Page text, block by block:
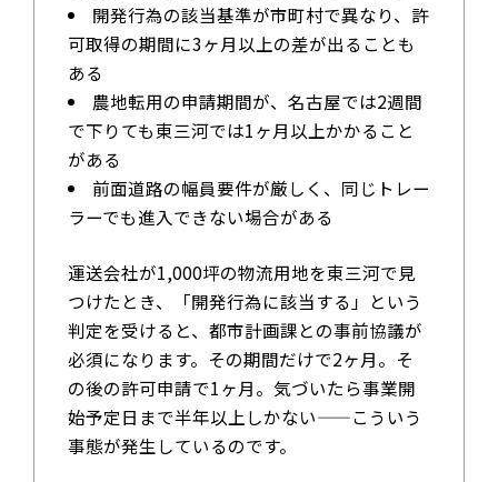
開発行為の該当基準が市町村で異なり、許
可取得の期間に3ヶ月以上の差が出ることも
ある
農地転用の申請期間が、名古屋では2週間
で下りても東三河では1ヶ月以上かかること
がある
前面道路の幅員要件が厳しく、同じトレー
ラーでも進入できない場合がある
運送会社が1,000坪の物流用地を東三河で見
つけたとき、「開発行為に該当する」という
判定を受けると、都市計画課との事前協議が
必須になります。その期間だけで2ヶ月。そ
の後の許可申請で1ヶ月。気づいたら事業開
始予定日まで半年以上しかない——こういう
事態が発生しているのです。